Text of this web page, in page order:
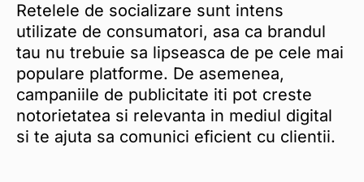
Retelele de socializare sunt intens
utilizate de consumatori, asa ca brandul
tau nu trebuie sa lipseasca de pe cele mai
populare platforme. De asemenea,
campaniile de publicitate iti pot creste
notorietatea si relevanta in mediul digital
si te ajuta sa comunici eficient cu clientii.